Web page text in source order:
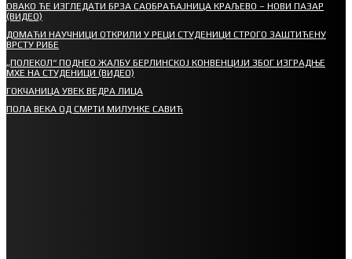
ОВАКО ЋЕ ИЗГЛЕДАТИ БРЗА САОБРАЋАЈНИЦА КРАЉЕВО – НОВИ ПАЗАР
(ВИДЕО)
ДОМАЋИ НАУЧНИЦИ ОТКРИЛИ У РЕЦИ СТУДЕНИЦИ СТРОГО ЗАШТИЋЕНУ
ВРСТУ РИБЕ
„ПОЛЕКОЛ“ ПОДНЕО ЖАЛБУ БЕРЛИНСКОЈ КОНВЕНЦИЈИ ЗБОГ ИЗГРАДЊЕ
МХЕ НА СТУДЕНИЦИ (ВИДЕО)
ГОКЧАНИЦА УВЕК ВЕДРА ЛИЦА
ПОЛА ВЕКА ОД СМРТИ МИЛУНКЕ САВИЋ